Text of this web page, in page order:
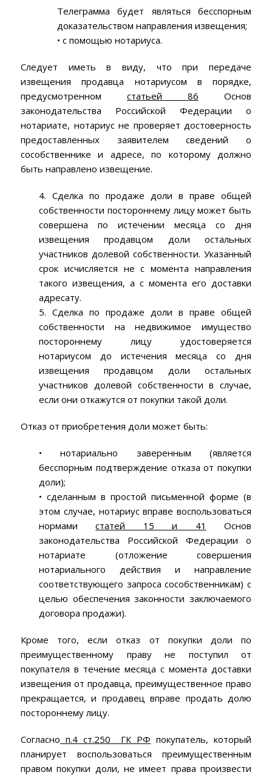
Телеграмма будет являться бесспорным
доказательством направления извещения;
• с помощью нотариуса.
Следует иметь в виду, что при передаче
извещения продавца нотариусом в порядке,
предусмотренном статьей 86 Основ
законодательства Российской Федерации о
нотариате, нотариус не проверяет достоверность
предоставленных заявителем сведений о
сособственнике и адресе, по которому должно
быть направлено извещение.
4. Сделка по продаже доли в праве общей
собственности постороннему лицу может быть
совершена по истечении месяца со дня
извещения продавцом доли остальных
участников долевой собственности. Указанный
срок исчисляется не с момента направления
такого извещения, а с момента его доставки
адресату.
5. Сделка по продаже доли в праве общей
собственности на недвижимое имущество
постороннему лицу удостоверяется
нотариусом до истечения месяца со дня
извещения продавцом доли остальных
участников долевой собственности в случае,
если они откажутся от покупки такой доли.
Отказ от приобретения доли может быть:
• нотариально заверенным (является
бесспорным подтверждение отказа от покупки
доли);
• сделанным в простой письменной форме (в
этом случае, нотариус вправе воспользоваться
нормамистатей 15 и 41
Основ
законодательства Российской Федерации о
нотариате (отложение совершения
нотариального действия и направление
соответствующего запроса сособственникам) с
целью обеспечения законности заключаемого
договора продажи).
Кроме того, если отказ от покупки доли по
преимущественному праву не поступил от
покупателя в течение месяца с момента доставки
извещения от продавца, преимущественное право
прекращается, и продавец вправе продать долю
постороннему лицу.
Согласно п.4 ст.250 ГК РФ покупатель, который
планирует воспользоваться преимущественным
правом покупки доли, не имеет права произвести